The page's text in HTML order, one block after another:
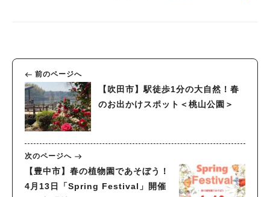
前のページへ
【吹田市】駅徒歩1分の大自然！春
のお出かけスポット＜桃山公園＞
次のページへ
【豊中市】春の植物園であそぼう！
4月13日「Spring Festival」開催